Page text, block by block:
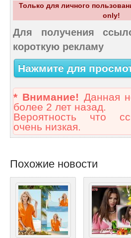
Только для личного
only!
Для получения
короткую рекламу
Нажмите для
* Внимание! Данная
более 2 лет назад.
Вероятность что
очень низкая.
Похожие новости